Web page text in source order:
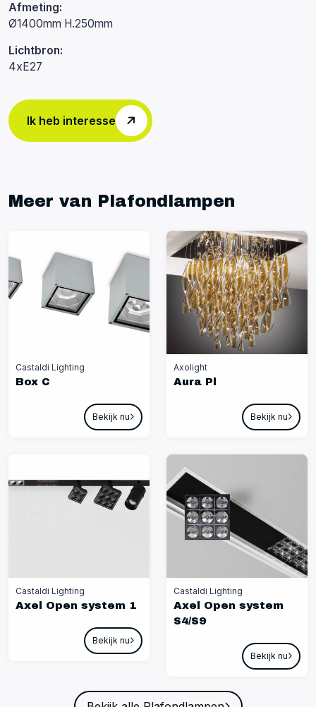
Afmeting:
Ø1400mm H.250mm
Lichtbron:
4xE27
Ik heb interesse
Meer van Plafondlampen
Castaldi Lighting
Box C
Bekijk nu
Axolight
Aura Pl
Bekijk nu
Castaldi Lighting
Axel Open system 1
Bekijk nu
Castaldi Lighting
Axel Open system
S4/S9
Bekijk nu